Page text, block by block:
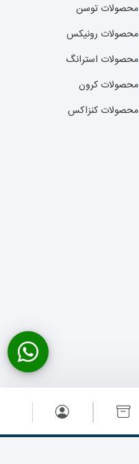
محصولات توسن
محصولات رونیکس
محصولات استرانگ
محصولات کرون
محصولات کنزاکس